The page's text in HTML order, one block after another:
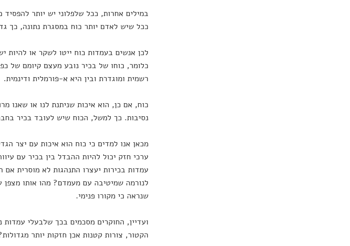
במילים אחרות, ככל שלפלוני יש יותר
ככל שיש לאדם יותר כוח במסגרת נתונה, כך
לכן אנשים בעמדות כוח ייטו לשקר או
כלומר, כוחו של בכיר נובע מעצם קיומם של
רשמית ומוגדרת ובין היא א-פורמלית ודינמית.
כוח, אם כן, הוא איכות שניתנת לנו או שאנו
נסיבות. כך למשל, הכוח שיש לעובד בכיר
מכאן אנו למדים כי כוח הוא איכות עם יצר
ערכי חזק יכול להיות ההבדל בין בכיר עם
עמדות בכירות יעצרו התנהגות לא מוסרית
לנורמה שמיטיבה עם מעמדם? מהו אותו מצפן
שנראה כי מקורו פנימי.
ועדיין, החוקרים מסכמים בכך שלבעלי עמדות
הקטור, צורות קטנות אכן חזקות יותר